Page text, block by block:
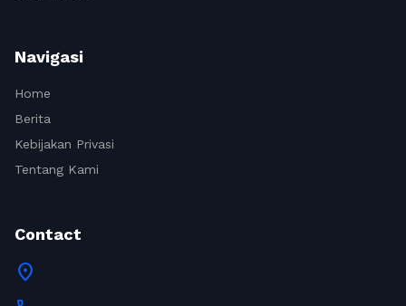
Navigasi
Home
Berita
Kebijakan Privasi
Tentang Kami
Contact
location_on